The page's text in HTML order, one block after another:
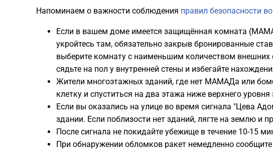
Напоминаем о важности соблюдения правил безопасности
Если в вашем доме имеется защищённая комната
укройтесь там, обязательно закрыв бронированные
выберите комнату с наименьшим количеством внешних
сядьте на пол у внутренней стены и избегайте
Жители многоэтажных зданий, где нет МАМАДа или
клетку и спуститься на два этажа ниже верхнего уровня
Если вы оказались на улице во время сигнала "Цева
здании. Если поблизости нет зданий, лягте на землю и
После сигнала не покидайте убежище в течение 10-15
При обнаружении обломков ракет немедленно